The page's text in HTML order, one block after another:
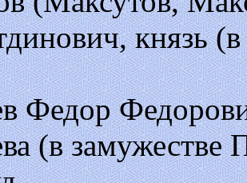
князь
Федор
(в замужестве